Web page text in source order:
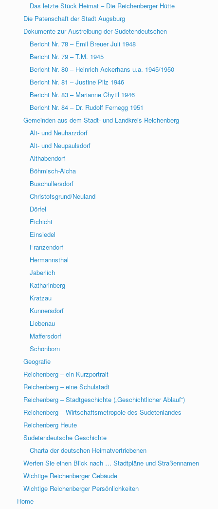
Das letzte Stück Heimat – Die Reichenberger Hütte
Die Patenschaft der Stadt Augsburg
Dokumente zur Austreibung der Sudetendeutschen
Bericht Nr. 78 – Emil Breuer Juli 1948
Bericht Nr. 79 – T.M. 1945
Bericht Nr. 80 – Heinrich Ackerhans u.a. 1945/1950
Bericht Nr. 81 – Justine Pilz 1946
Bericht Nr. 83 – Marianne Chytil 1946
Bericht Nr. 84 – Dr. Rudolf Fernegg 1951
Gemeinden aus dem Stadt- und Landkreis Reichenberg
Alt- und Neuharzdorf
Alt- und Neupaulsdorf
Althabendorf
Böhmisch-Aicha
Buschullersdorf
Christofsgrund/Neuland
Dörfel
Eichicht
Einsiedel
Franzendorf
Hermannsthal
Jaberlich
Katharinberg
Kratzau
Kunnersdorf
Liebenau
Maffersdorf
Schönborn
Geografie
Reichenberg – ein Kurzportrait
Reichenberg – eine Schulstadt
Reichenberg – Stadtgeschichte („Geschichtlicher Ablauf“)
Reichenberg – Wirtschaftsmetropole des Sudetenlandes
Reichenberg Heute
Sudetendeutsche Geschichte
Charta der deutschen Heimatvertriebenen
Werfen Sie einen Blick nach … Stadtpläne und Straßennamen
Wichtige Reichenberger Gebäude
Wichtige Reichenberger Persönlichkeiten
Home